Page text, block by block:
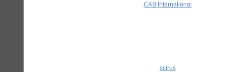
CAB International
scirus